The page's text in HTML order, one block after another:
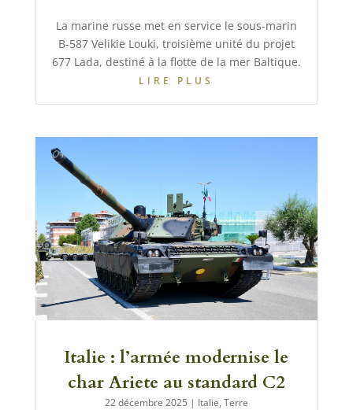
La marine russe met en service le sous-marin
B-587 Velikie Louki, troisième unité du projet
677 Lada, destiné à la flotte de la mer Baltique.
LIRE PLUS
Italie : l’armée modernise le
char Ariete au standard C2
22 décembre 2025 | Italie, Terre